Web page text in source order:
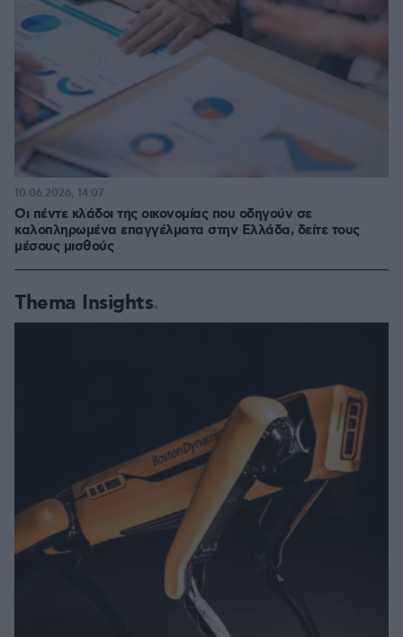
Οι πέντε κλάδοι της οικονομίας που οδηγούν σε
καλοπληρωμένα επαγγέλματα στην Ελλάδα, δείτε τους
μέσους μισθούς
10.06.2026, 14:07
Thema Insights